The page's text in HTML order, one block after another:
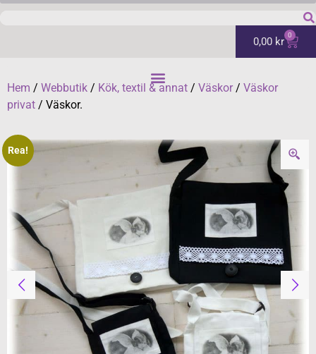
0,00 kr 0
Hem / Webbutik / Kök, textil & annat / Väskor/ Väskor
privat / Väskor.
Rea!